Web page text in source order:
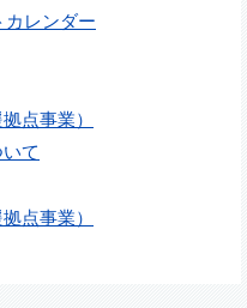
カレンダー
点事業）
て
点事業）